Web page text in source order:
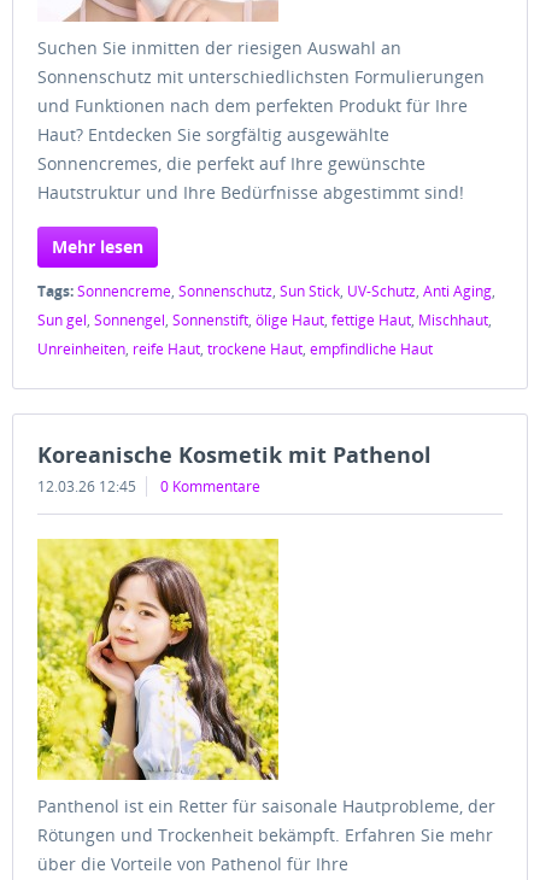
Suchen Sie inmitten der riesigen Auswahl an
Sonnenschutz mit unterschiedlichsten Formulierungen
und Funktionen nach dem perfekten Produkt für Ihre
Haut? Entdecken Sie sorgfältig ausgewählte
Sonnencremes, die perfekt auf Ihre gewünschte
Hautstruktur und Ihre Bedürfnisse abgestimmt sind!
Mehr lesen
Tags:Sonnencreme, Sonnenschutz, Sun Stick, UV-Schutz, Anti Aging,
Sun gel, Sonnengel, Sonnenstift, ölige Haut, fettige Haut, Mischhaut,
Unreinheiten, reife Haut, trockene Haut, empfindliche Haut
Koreanische Kosmetik mit Pathenol
12.03.26 12:45 0 Kommentare
Panthenol ist ein Retter für saisonale Hautprobleme, der
Rötungen und Trockenheit bekämpft. Erfahren Sie mehr
über die Vorteile von Pathenol für Ihre